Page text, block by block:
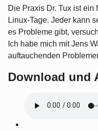
Die Praxis Dr. Tux ist
Linux-Tage. Jeder kann
es Probleme gibt,
Ich habe mich mit Jens
auftauchenden
Download und